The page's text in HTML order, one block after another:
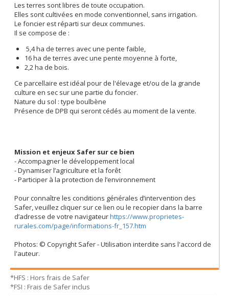
Les terres sont libres de toute occupation.
Elles sont cultivées en mode conventionnel, sans irrigation.
Le foncier est réparti sur deux communes.
Il se compose de :
5,4 ha de terres avec une pente faible,
16 ha de terres avec une pente moyenne à forte,
2,2 ha de bois.
Ce parcellaire est idéal pour de l'élevage et/ou de la grande
culture en sec sur une partie du foncier.
Nature du sol : type boulbène
Présence de DPB qui seront cédés au moment de la vente.
Mission et enjeux Safer sur ce bien
- Accompagner le développement local
- Dynamiser l’agriculture et la forêt
- Participer à la protection de l’environnement
Pour connaître les conditions générales d’intervention des
Safer, veuillez cliquer sur ce lien ou le recopier dans la barre
d’adresse de votre navigateurhttps://www.proprietes-
rurales.com/page/informations-fr_157.htm
Photos: © Copyright Safer - Utilisation interdite sans l'accord de
l'auteur.
*HFS : Hors frais de Safer
*FSI : Frais de Safer inclus